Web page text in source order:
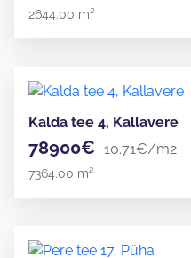
2644.00 m²
Kalda tee 4, Kallavere
78900€ 10.71€/m2
7364.00 m²